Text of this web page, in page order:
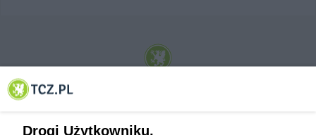
© 2001-2026 Tczew - TCZ.PL Sp. z o.o. Internetowy Serwis Informacyjny Miasta
Drogi Użytkowniku,